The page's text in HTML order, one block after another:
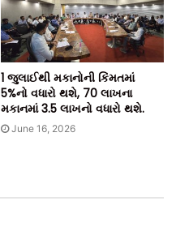
1 જુલાઈથી મકાનોની કિંમતમાં
5%નો વધારો થશે, 70 લાખના
મકાનમાં 3.5 લાખનો વધારો થશે.
June 16, 2026